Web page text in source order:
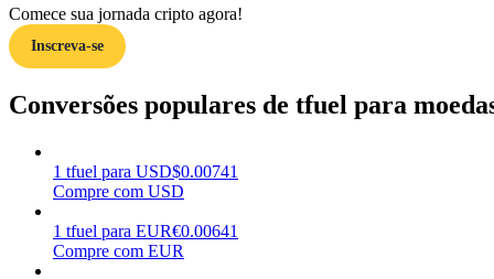
Guia
Comece sua jornada cripto agora!
Inscreva-se
Conversões populares de tfuel para
1 tfuel para USD$0.00741
Compre com USD
1 tfuel para EUR€0.00641
Compre com EUR